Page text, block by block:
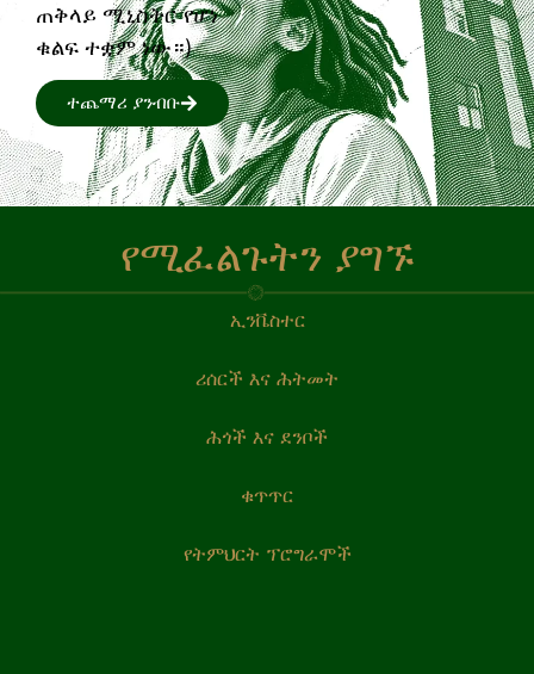
ጠቅላይ ሚኒስትር የሆነ
ቁልፍ ተቋም ነው።)
ተጨማሪ ያንብቡ
የሚፈልጉትን ያግኙ
ኢንቬስተር
ሪሰርች እና ሕትመት
ሕጎች እና ደንቦች
ቁጥጥር
የትምህርት ፕሮግራሞች